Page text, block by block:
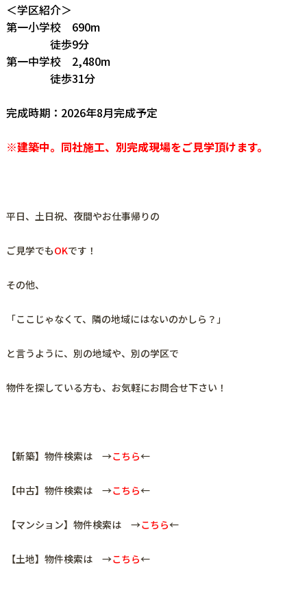
＜学区紹介＞
第一小学校 690m
徒歩9分
第一中学校 2,480m
徒歩31分
完成時期：2026年8月完成予定
※建築中。同社施工、別完成現場をご見学頂けます。
平日、土日祝、夜間やお仕事帰りの
ご見学でもOKです！
その他、
「ここじゃなくて、隣の地域にはないのかしら？」
と言うように、 別の地域や、別の学区で
物件を探している方も、お気軽にお問合せ下さい！
【新築】物件検索は →こちら←
【中古】物件検索は →こちら←
【マンション】物件検索は →こちら←
【土地】物件検索は →こちら←